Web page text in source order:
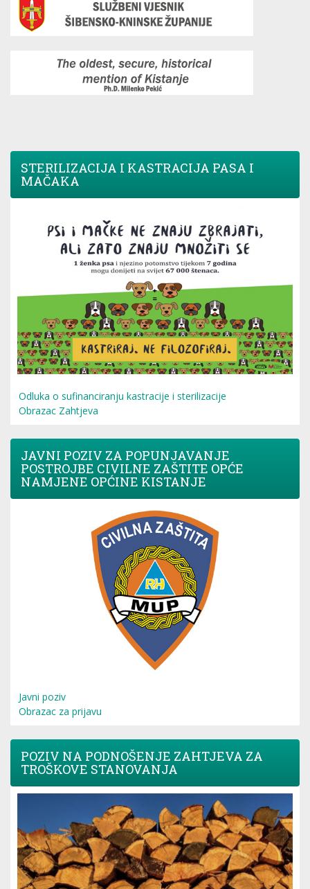
STERILIZACIJA I KASTRACIJA PASA I
MAČAKA
Odluka o sufinanciranju kastracije i sterilizacije
Obrazac Zahtjeva
JAVNI POZIV ZA POPUNJAVANJE
POSTROJBE CIVILNE ZAŠTITE OPĆE
NAMJENE OPĆINE KISTANJE
Javni poziv
Obrazac za prijavu
POZIV NA PODNOŠENJE ZAHTJEVA ZA
TROŠKOVE STANOVANJA